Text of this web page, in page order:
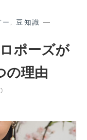
, 豆知識 —
ポーズが
の理由